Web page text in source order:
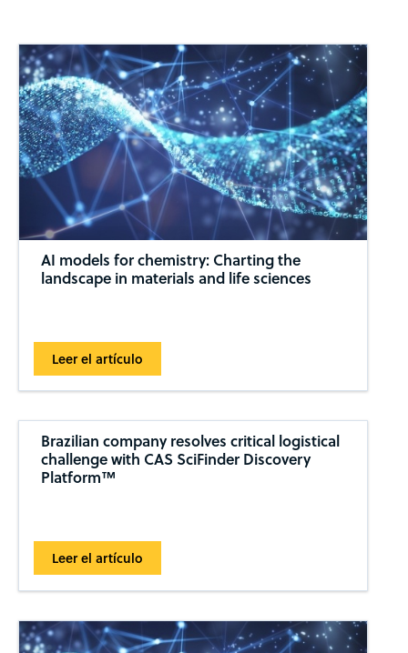
AI models for chemistry: Charting the
landscape in materials and life sciences
Leer el artículo
Brazilian company resolves critical logistical
challenge with CAS SciFinder Discovery
Platform™
Leer el artículo